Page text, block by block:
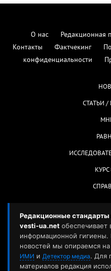
О нас Редакционная
Контакты
Фактчекинг
конфиденциальности
СТАТЬИ
Редакционные стандарты
vesti-ua.net обеспечивает
информационной гигиены.
новостей мы опираемся
ИМИ и Детектор медиа. Для
материалов редакция